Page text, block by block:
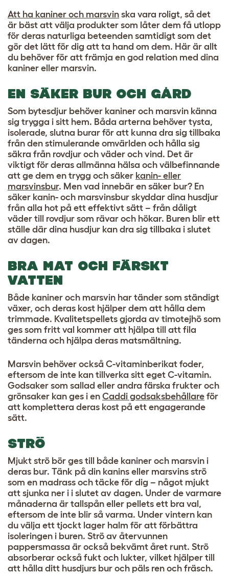
Att ha kaniner och marsvin ska vara roligt, så det
är bäst att välja produkter som låter dem få utlopp
för deras naturliga beteenden samtidigt som det
gör det lätt för dig att ta hand om dem. Här är allt
du behöver för att främja en god relation med dina
kaniner eller marsvin.
EN SÄKER BUR OCH GÅRD
Som bytesdjur behöver kaniner och marsvin känna
sig trygga i sitt hem. Båda arterna behöver tysta,
isolerade, slutna burar för att kunna dra sig tillbaka
från den stimulerande omvärlden och hålla sig
säkra från rovdjur och väder och vind. Det är
viktigt för deras allmänna hälsa och välbefinnande
att ge dem en trygg och säker kanin- eller
marsvinsbur. Men vad innebär en säker bur? En
säker kanin- och marsvinsbur skyddar dina husdjur
från alla hot på ett effektivt sätt – från dåligt
väder till rovdjur som rävar och hökar. Buren blir ett
ställe där dina husdjur kan dra sig tillbaka i slutet
av dagen.
BRA MAT OCH FÄRSKT
VATTEN
Både kaniner och marsvin har tänder som ständigt
växer, och deras kost hjälper dem att hålla dem
trimmade. Kvalitetspellets gjorda av timotejhö som
ges som fritt val kommer att hjälpa till att fila
tänderna och hjälpa deras matsmältning.
Marsvin behöver också C-vitaminberikat foder,
eftersom de inte kan tillverka sitt eget C-vitamin.
Godsaker som sallad eller andra färska frukter och
grönsaker kan ges i en Caddi godsaksbehållare för
att komplettera deras kost på ett engagerande
sätt.
STRÖ
Mjukt strö bör ges till både kaniner och marsvin i
deras bur. Tänk på din kanins eller marsvins strö
som en madrass och täcke för dig – något mjukt
att sjunka ner i i slutet av dagen. Under de varmare
månaderna är tallspån eller pellets ett bra val,
eftersom de inte blir så varma. Under vintern kan
du välja ett tjockt lager halm för att förbättra
isoleringen i buren. Strö av återvunnen
pappersmassa är också bekvämt året runt. Strö
absorberar också fukt och lukter, vilket hjälper till
att hålla ditt husdjurs bur och päls ren och fräsch.